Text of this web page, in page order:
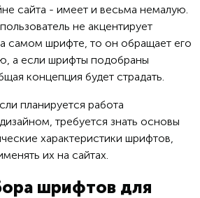
сайта - имеет и весьма немалую.
не акцентирует
самом шрифте, то он обращает его
а если шрифты подобраны
концепция будет страдать.
планируется работа
требуется знать основы
характеристики шрифтов,
их на сайтах.
шрифтов для